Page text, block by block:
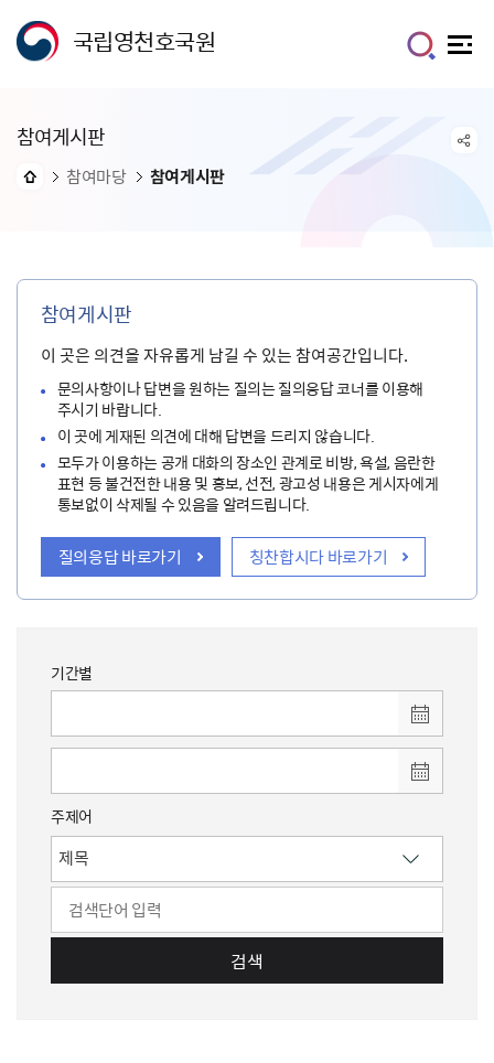
국립영천호국원
참여게시판
참여마당 참여게시판
참여게시판
이 곳은 의견을 자유롭게 남길 수 있는 참여공간입니다.
문의사항이나 답변을 원하는 질의는 질의응답 코너를 이용해
주시기 바랍니다.
이 곳에 게재된 의견에 대해 답변을 드리지 않습니다.
모두가 이용하는 공개 대화의 장소인 관계로 비방, 욕설, 음란한
표현 등 불건전한 내용 및 홍보, 선전, 광고성 내용은 게시자에게
통보없이 삭제될 수 있음을 알려드립니다.
질의응답 바로가기 칭찬합시다 바로가기
기간별
주제어
검색